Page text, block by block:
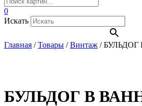
0
Искать
Главная /Товары /Винтаж /
БУЛЬДОГ В